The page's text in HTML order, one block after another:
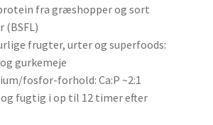
fra græshopper og sort
frugter, urter og superfoods:
gurkemeje
fosfor-forhold: Ca:P ~2:1
fugtig i op til 12 timer efter